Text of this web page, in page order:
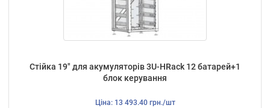
Стійка 19" для акумуляторів 3U-HRack 12 батарей+1
блок керування
Ціна: 13 493.40 грн./шт